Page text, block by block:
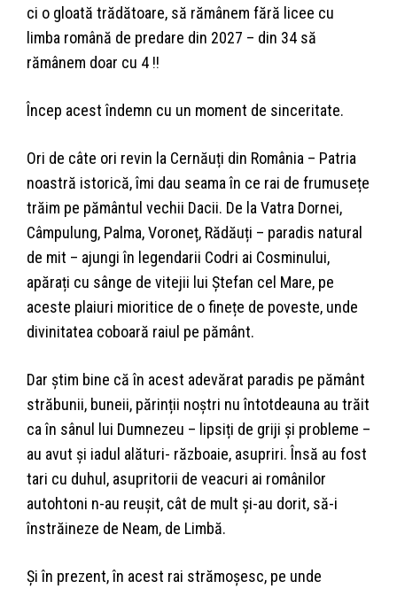
ci o gloată trădătoare, să rămânem fără licee cu
limba română de predare din 2027 – din 34 să
rămânem doar cu 4 !!
Încep acest îndemn cu un moment de sinceritate.
Ori de câte ori revin la Cernăuți din România – Patria
noastră istorică, îmi dau seama în ce rai de frumusețe
trăim pe pământul vechii Dacii. De la Vatra Dornei,
Câmpulung, Palma, Voroneț, Rădăuți – paradis natural
de mit – ajungi în legendarii Codri ai Cosminului,
apărați cu sânge de vitejii lui Ștefan cel Mare, pe
aceste plaiuri mioritice de o finețe de poveste, unde
divinitatea coboară raiul pe pământ.
Dar știm bine că în acest adevărat paradis pe pământ
străbunii, buneii, părinții noștri nu întotdeauna au trăit
ca în sânul lui Dumnezeu – lipsiți de griji și probleme –
au avut și iadul alături- războaie, asupriri. Însă au fost
tari cu duhul, asupritorii de veacuri ai românilor
autohtoni n-au reușit, cât de mult și-au dorit, să-i
înstrăineze de Neam, de Limbă.
Și în prezent, în acest rai strămoșesc, pe unde